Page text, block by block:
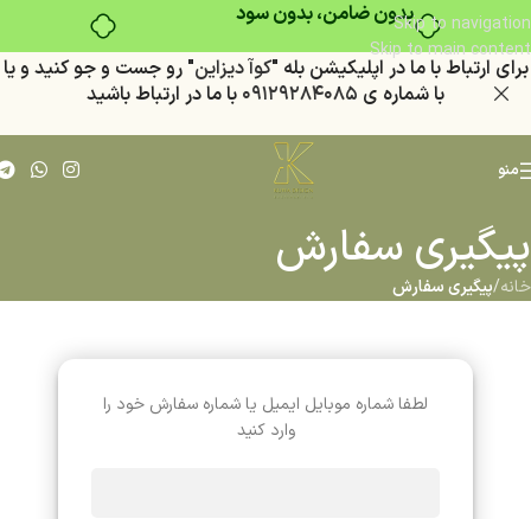
بدون ضامن، بدون سودSkip to navigation
Skip to main content
براي ارتباط با ما در اپليكيشن بله "كوآ ديزاين" رو جست و جو كنيد و يا
با شماره ي ٠٩١٢٩٢٨٤٠٨٥ با ما در ارتباط باشيد
منو
پیگیری سفارش
خانه/پیگیری سفارش
لطفا شماره موبایل ایمیل یا شماره سفارش خود را
وارد کنید